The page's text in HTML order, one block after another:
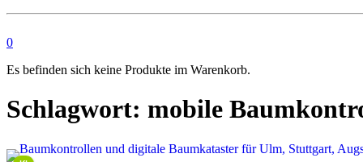
0
Es befinden sich keine Produkte im Warenkorb.
Schlagwort: mobile
This image is AI-generated or manipulated, disclosed under Article 50(4) of the EU AI Act.